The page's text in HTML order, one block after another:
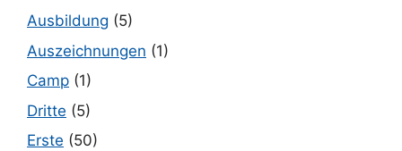
Ausbildung (5)
Auszeichnungen (1)
Camp (1)
Dritte (5)
Erste (50)